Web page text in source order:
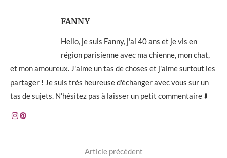
FANNY
Hello, je suis Fanny, j'ai 40 ans et je vis en
région parisienne avec ma chienne, mon chat,
et mon amoureux. J'aime un tas de choses et j'aime surtout les
partager ! Je suis très heureuse d'échanger avec vous sur un
tas de sujets. N'hésitez pas à laisser un petit commentaire ⬇️
Article précédent